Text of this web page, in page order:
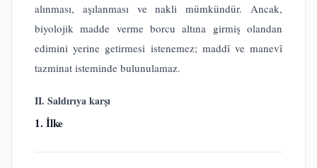
alınması, aşılanması ve nakli mümkündür. Ancak,
biyolojik madde verme borcu altına girmiş olandan
edimini yerine getirmesi istenemez; maddî ve manevî
tazminat isteminde bulunulamaz.
II. Saldırıya karşı
1. İlke